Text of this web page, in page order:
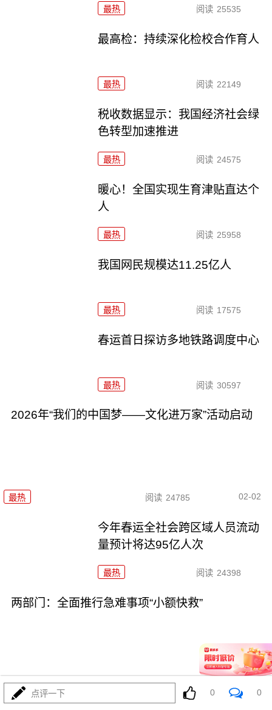
最热 阅读 25535
最高检：持续深化检校合作育人
最热 阅读 22149
税收数据显示：我国经济社会绿
色转型加速推进
最热 阅读 24575
暖心！全国实现生育津贴直达个
人
最热 阅读 25958
我国网民规模达11.25亿人
最热 阅读 17575
春运首日探访多地铁路调度中心
最热 阅读 30597
2026年“我们的中国梦——文化进万家”活动启动
最热 阅读 24785 02-02
今年春运全社会跨区域人员流动
量预计将达95亿人次
最热 阅读 24398
两部门：全面推行急难事项“小额快救”
最热 阅读 21180
点评一下 0 0